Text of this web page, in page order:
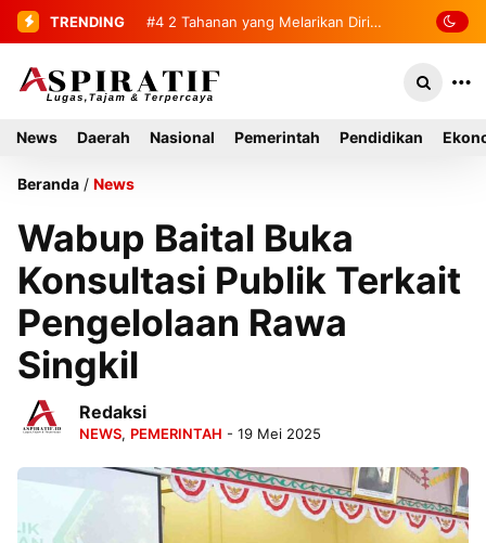
TRENDING #5 Polisi Berhasil Ungkap Kasus
News Daerah Nasional Pemerintah Pendidikan
Beranda / News
Wabup Baital Buka
Konsultasi Publik Terkait
Pengelolaan Rawa
Singkil
Redaksi
NEWS, PEMERINTAH - 19 Mei 2025